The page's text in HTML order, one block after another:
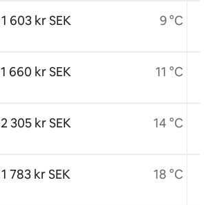
1 603 kr SEK
1 660 kr SEK
2 305 kr SEK
1 783 kr SEK
9 °C
11 °C
14 °C
18 °C